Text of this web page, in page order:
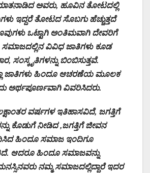
ಅವರು, ಹೂವಿನ ತೋಟದಲ್ಲಿ
ಇದ್ದರೆ ತೋಟದ ಸೊಬಗು ಹೆಚ್ಚುತ್ತದೆ
ಒಟ್ಟಾಗಿ ಅಂತಿಮವಾಗಿ ದೇವರಿಗೆ
ವಿವಿಧ ಜಾತಿಗಳು ಕೂಡ
ಸಂಸ್ಕೃತಿಗಳನ್ನು ಬಿಂಬಿಸುತ್ತವೆ.
ಜಾತಿಗಳು ಹಿಂದೂ ಆಚರಣೆಯ ಮೂಲಕ
ಅರ್ಥಪೂರ್ಣವಾಗಿ ವಿವರಿಸಿದರು.
ವರ್ಷಗಳ ಇತಿಹಾಸವಿದೆ, ಜಗತ್ತಿಗೆ
ಕೊಡುಗೆ ನೀಡಿದ ,ಜಗತ್ತಿಗೆ ಜೀವನ
ಹಿಂದೂ ಸಮಾಜ ಇಂದಿಗೂ
ಆದರೂ ಹಿಂದೂ ಸಮಾಜವನ್ನು
ನಮ್ಮ ಸಮಾಜದಲ್ಲಿದ್ದಾರೆ ಇದರ